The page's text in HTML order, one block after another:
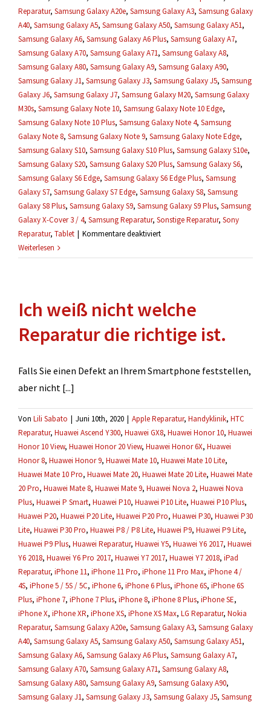
Reparatur, Samsung Galaxy A20e, Samsung Galaxy A3, Samsung Galaxy
A40, Samsung Galaxy A5, Samsung Galaxy A50, Samsung Galaxy A51,
Samsung Galaxy A6, Samsung Galaxy A6 Plus, Samsung Galaxy A7,
Samsung Galaxy A70, Samsung Galaxy A71, Samsung Galaxy A8,
Samsung Galaxy A80, Samsung Galaxy A9, Samsung Galaxy A90,
Samsung Galaxy J1, Samsung Galaxy J3, Samsung Galaxy J5, Samsung
Galaxy J6, Samsung Galaxy J7, Samsung Galaxy M20, Samsung Galaxy
M30s, Samsung Galaxy Note 10, Samsung Galaxy Note 10 Edge,
Samsung Galaxy Note 10 Plus, Samsung Galaxy Note 4, Samsung
Galaxy Note 8, Samsung Galaxy Note 9, Samsung Galaxy Note Edge,
Samsung Galaxy S10, Samsung Galaxy S10 Plus, Samsung Galaxy S10e,
Samsung Galaxy S20, Samsung Galaxy S20 Plus, Samsung Galaxy S6,
Samsung Galaxy S6 Edge, Samsung Galaxy S6 Edge Plus, Samsung
Galaxy S7, Samsung Galaxy S7 Edge, Samsung Galaxy S8, Samsung
Galaxy S8 Plus, Samsung Galaxy S9, Samsung Galaxy S9 Plus, Samsung
Galaxy X-Cover 3 / 4, Samsung Reparatur, Sonstige Reparatur, Sony
Reparatur, Tablet | Kommentare deaktiviertfür
brauche
für
meine
Versicherung.
Weiterlesen
Ich weiß nicht welche
Reparatur die richtige ist.
Falls Sie einen Defekt an Ihrem Smartphone feststellen,
aber nicht [...]
Von Lili Sabato | Juni 10th, 2020 | Apple Reparatur, Handyklinik, HTC
Reparatur, Huawei Ascend Y300, Huawei GX8, Huawei Honor 10, Huawei
Honor 10 View, Huawei Honor 20 View, Huawei Honor 6X, Huawei
Honor 8, Huawei Honor 9, Huawei Mate 10, Huawei Mate 10 Lite,
Huawei Mate 10 Pro, Huawei Mate 20, Huawei Mate 20 Lite, Huawei Mate
20 Pro, Huawei Mate 8, Huawei Mate 9, Huawei Nova 2, Huawei Nova
Plus, Huawei P Smart, Huawei P10, Huawei P10 Lite, Huawei P10 Plus,
Huawei P20, Huawei P20 Lite, Huawei P20 Pro, Huawei P30, Huawei P30
Lite, Huawei P30 Pro, Huawei P8 / P8 Lite, Huawei P9, Huawei P9 Lite,
Huawei P9 Plus, Huawei Reparatur, Huawei Y5, Huawei Y6 2017, Huawei
Y6 2018, Huawei Y6 Pro 2017, Huawei Y7 2017, Huawei Y7 2018, iPad
Reparatur, iPhone 11, iPhone 11 Pro, iPhone 11 Pro Max, iPhone 4 /
4S, iPhone 5 / 5S / 5C, iPhone 6, iPhone 6 Plus, iPhone 6S, iPhone 6S
Plus, iPhone 7, iPhone 7 Plus, iPhone 8, iPhone 8 Plus, iPhone SE,
iPhone X, iPhone XR, iPhone XS, iPhone XS Max, LG Reparatur, Nokia
Reparatur, Samsung Galaxy A20e, Samsung Galaxy A3, Samsung Galaxy
A40, Samsung Galaxy A5, Samsung Galaxy A50, Samsung Galaxy A51,
Samsung Galaxy A6, Samsung Galaxy A6 Plus, Samsung Galaxy A7,
Samsung Galaxy A70, Samsung Galaxy A71, Samsung Galaxy A8,
Samsung Galaxy A80, Samsung Galaxy A9, Samsung Galaxy A90,
Samsung Galaxy J1, Samsung Galaxy J3, Samsung Galaxy J5, Samsung